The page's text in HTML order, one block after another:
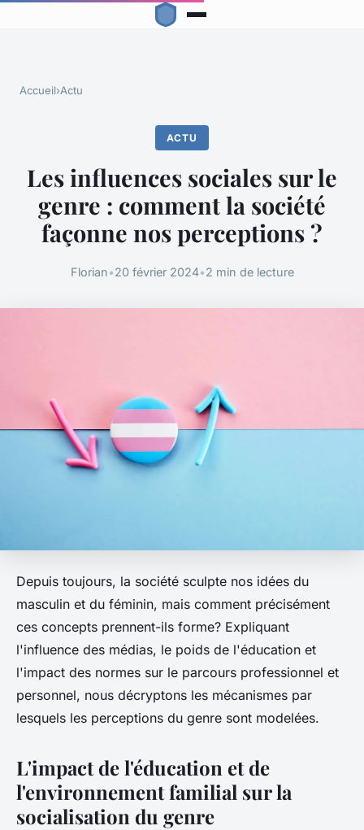
Accueil›Actu
ACTU
Les influences sociales sur le
genre : comment la société
façonne nos perceptions ?
Florian•20 février 2024•2 min de lecture
Depuis toujours, la société sculpte nos idées du
masculin et du féminin, mais comment précisément
ces concepts prennent-ils forme? Expliquant
l'influence des médias, le poids de l'éducation et
l'impact des normes sur le parcours professionnel et
personnel, nous décryptons les mécanismes par
lesquels les perceptions du genre sont modelées.
L'impact de l'éducation et de
l'environnement familial sur la
socialisation du genre